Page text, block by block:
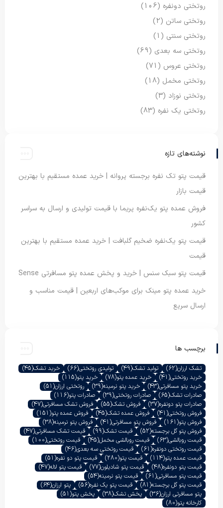
روتختی دونفره (106)
روتختی ساتن (2)
روتختی سنتی (1)
روتختی سه بعدی (69)
روتختی عروس (71)
روتختی مخمل (18)
روتختی نوزاد (3)
روتختی یک نفره (83)
نوشته‌های تازه
قیمت پتو تک نفره برجسته پروانه | خرید عمده مستقیم با بهترین
قیمت بازار
فروش عمده پتو یک‌نفره پریما با قیمت تولیدی و ارسال به سراسر
کشور
قیمت پتو یک‌نفره ضخیم گلبافت | خرید عمده مستقیم با بهترین
قیمت
قیمت پتو سبک سنس | خرید و پخش عمده پتو مسافرتی Sense
خرید عمده پتو مینک برای موکب‌های اربعین | قیمت مناسب و
ارسال سریع
برچسب ها
تشک ارزان(62) تولید تشک(49) تولیدی روتختی(66) خرید تشک(45)
خرید روتختی(41) خرید عمده پتو(78) خرید پتو(115)
خرید پتو مسافرتی(43) خرید پتو نرمینه(39) روتختی ارزان(51)
صادرات تشک(65) صادرات روتختی(39) صادرات پتو(116)
صادرات پتو دونفره(37) فروش تشک(55) فروش تشک مسافرتی(47)
فروش روتختی(41) فروش عمده تشک(45) فروش عمده پتو(151)
فروش پتو(161) فروش پتو مسافرتی(41) فروش پتو نرمینه(38)
فروش پتو گل برجسته(52) قیمت تشک(99) قیمت تشک مسافرتی(47)
قیمت روبالشی(63) قیمت روبالشی مخمل(45) قیمت روتختی(100)
قیمت روتختی دونفره(61) قیمت روتختی سه بعدی(46)
قیمت عمده پتو(114) قیمت پتو(280) قیمت پتو دو نفره(51)
قیمت پتو دونفره(48) قیمت پتو شادیلون(77) قیمت پتو لاله(47)
قیمت پتو مسافرتی(61) قیمت پتو نرمینه(54)
قیمت پتو گل برجسته(81) قیمت پتو یک نفره(56) پتو ارزان(64)
پتو مسافرتی ارزان(36) پخش تشک(38) پخش پتو(51)
کارخانه پتو(80)